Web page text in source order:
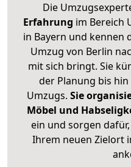
Die
Erfahrung im Bereich
in Bayern und kennen
Umzug von Berlin
mit sich bringt. Sie
der Planung bis
Umzugs. Sie
Möbel und
ein und sorgen
Ihrem neuen Zielort